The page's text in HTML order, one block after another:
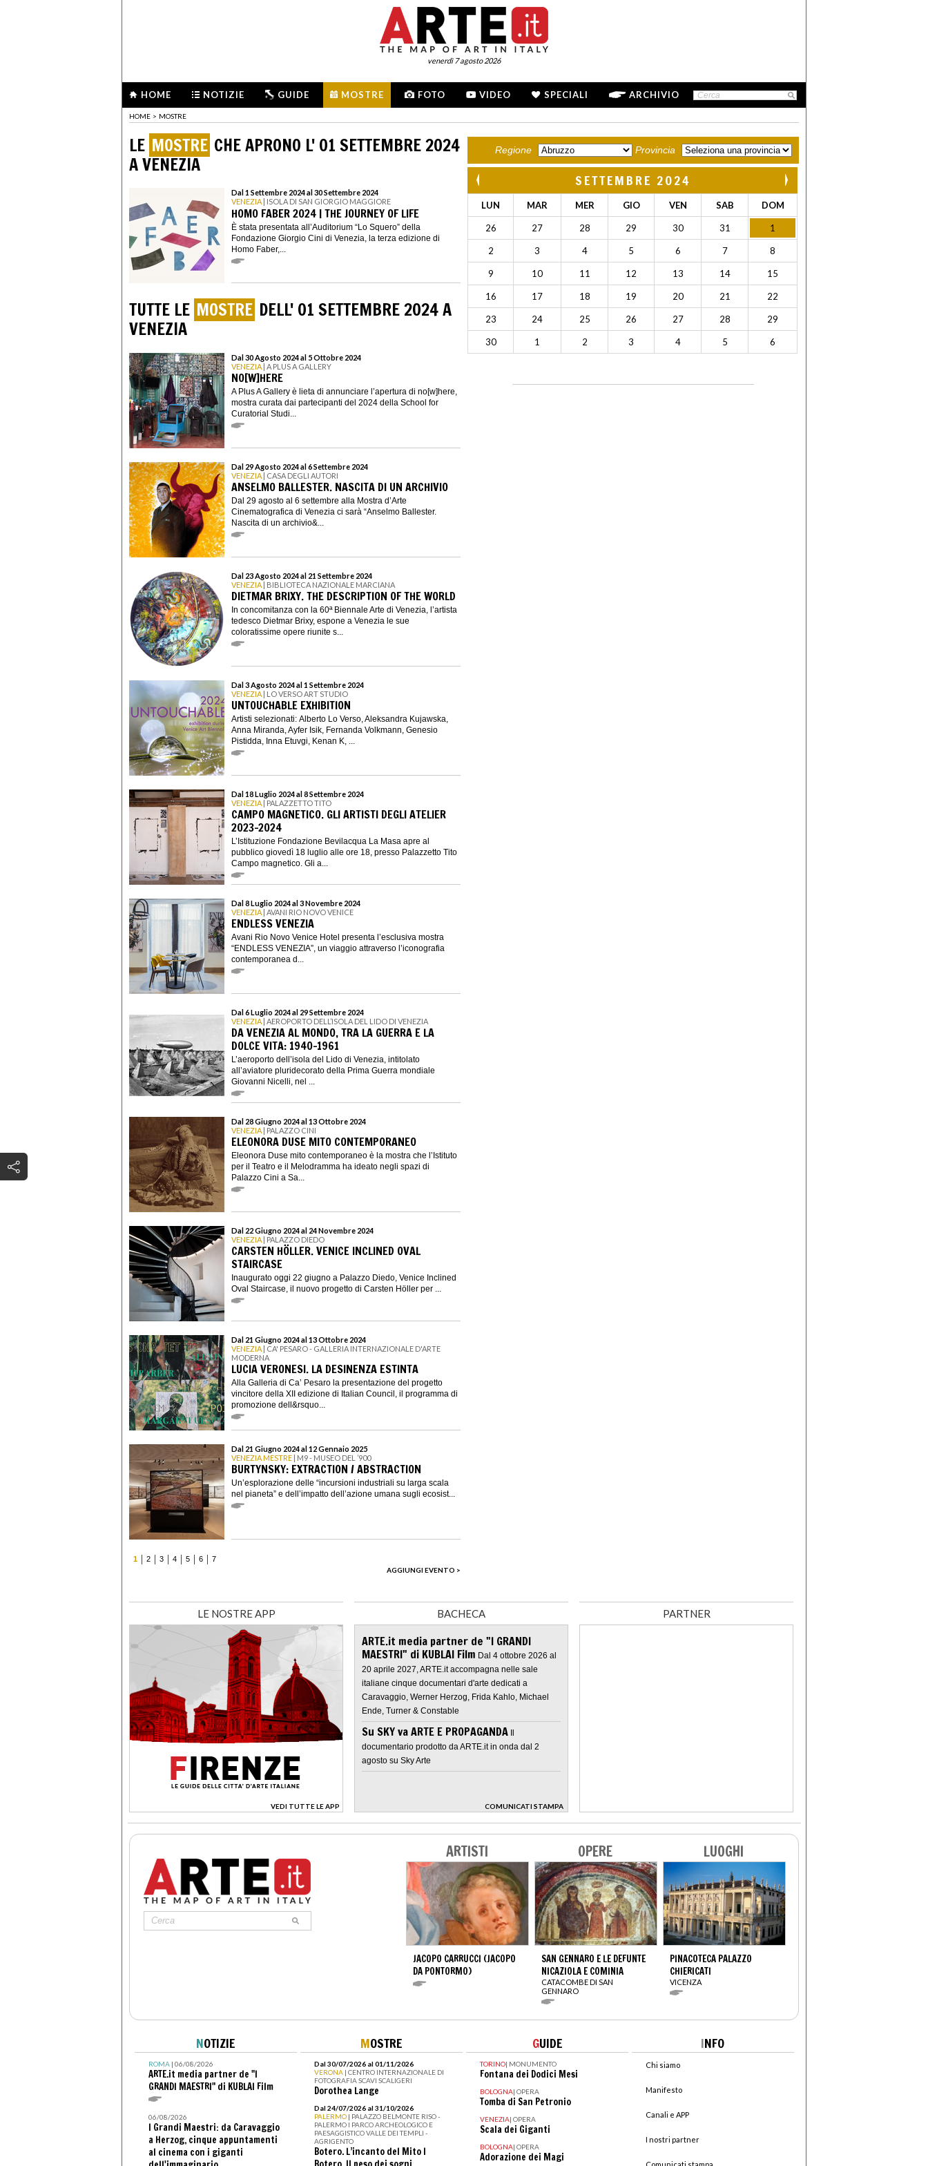
venerdì 7 agosto 2026
HOME NOTIZIE GUIDE MOSTRE FOTO VIDEO SPECIALI ARCHIVIO
HOME > MOSTRE
LE MOSTRE CHE APRONO L' 01 SETTEMBRE 2024
A VENEZIA
Dal 1 Settembre 2024 al 30 Settembre 2024
VENEZIA | ISOLA DI SAN GIORGIO MAGGIORE
HOMO FABER 2024 | THE JOURNEY OF LIFE
È stata presentata all’Auditorium “Lo Squero” della
Fondazione Giorgio Cini di Venezia, la terza edizione di
Homo Faber,...
TUTTE LE MOSTRE DELL' 01 SETTEMBRE 2024 A
VENEZIA
Dal 30 Agosto 2024 al 5 Ottobre 2024
VENEZIA | A PLUS A GALLERY
NO[W]HERE
A Plus A Gallery è lieta di annunciare l’apertura di no[w]here,
mostra curata dai partecipanti del 2024 della School for
Curatorial Studi...
Dal 29 Agosto 2024 al 6 Settembre 2024
VENEZIA | CASA DEGLI AUTORI
ANSELMO BALLESTER. NASCITA DI UN ARCHIVIO
Dal 29 agosto al 6 settembre alla Mostra d’Arte
Cinematografica di Venezia ci sarà “Anselmo Ballester.
Nascita di un archivio&...
Dal 23 Agosto 2024 al 21 Settembre 2024
VENEZIA | BIBLIOTECA NAZIONALE MARCIANA
DIETMAR BRIXY. THE DESCRIPTION OF THE WORLD
In concomitanza con la 60ª Biennale Arte di Venezia, l’artista
tedesco Dietmar Brixy, espone a Venezia le sue
coloratissime opere riunite s...
Dal 3 Agosto 2024 al 1 Settembre 2024
VENEZIA | LO VERSO ART STUDIO
UNTOUCHABLE EXHIBITION
Artisti selezionati: Alberto Lo Verso, Aleksandra Kujawska,
Anna Miranda, Ayfer Isik, Fernanda Volkmann, Genesio
Pistidda, Inna Etuvgi, Kenan K, ...
Dal 18 Luglio 2024 al 8 Settembre 2024
VENEZIA | PALAZZETTO TITO
CAMPO MAGNETICO. GLI ARTISTI DEGLI ATELIER
2023-2024
L’Istituzione Fondazione Bevilacqua La Masa apre al
pubblico giovedì 18 luglio alle ore 18, presso Palazzetto Tito
Campo magnetico. Gli a...
Dal 8 Luglio 2024 al 3 Novembre 2024
VENEZIA | AVANI RIO NOVO VENICE
ENDLESS VENEZIA
Avani Rio Novo Venice Hotel presenta l’esclusiva mostra
“ENDLESS VENEZIA”, un viaggio attraverso l’iconografia
contemporanea d...
Dal 6 Luglio 2024 al 29 Settembre 2024
VENEZIA | AEROPORTO DELL’ISOLA DEL LIDO DI VENEZIA
DA VENEZIA AL MONDO, TRA LA GUERRA E LA
DOLCE VITA: 1940-1961
L’aeroporto dell’isola del Lido di Venezia, intitolato
all’aviatore pluridecorato della Prima Guerra mondiale
Giovanni Nicelli, nel ...
Dal 28 Giugno 2024 al 13 Ottobre 2024
VENEZIA | PALAZZO CINI
ELEONORA DUSE MITO CONTEMPORANEO
Eleonora Duse mito contemporaneo è la mostra che l’Istituto
per il Teatro e il Melodramma ha ideato negli spazi di
Palazzo Cini a Sa...
Dal 22 Giugno 2024 al 24 Novembre 2024
VENEZIA | PALAZZO DIEDO
CARSTEN HÖLLER. VENICE INCLINED OVAL
STAIRCASE
Inaugurato oggi 22 giugno a Palazzo Diedo, Venice Inclined
Oval Staircase, il nuovo progetto di Carsten Höller per ...
Dal 21 Giugno 2024 al 13 Ottobre 2024
VENEZIA | CA' PESARO - GALLERIA INTERNAZIONALE D'ARTE
MODERNA
LUCIA VERONESI. LA DESINENZA ESTINTA
Alla Galleria di Ca’ Pesaro la presentazione del progetto
vincitore della XII edizione di Italian Council, il programma di
promozione dell&rsquo...
Dal 21 Giugno 2024 al 12 Gennaio 2025
VENEZIA MESTRE | M9 - MUSEO DEL ’900
BURTYNSKY: EXTRACTION / ABSTRACTION
Un’esplorazione delle “incursioni industriali su larga scala
nel pianeta” e dell’impatto dell’azione umana sugli ecosist...
1 2 3 4 5 6
7
AGGIUNGI EVENTO >
Regione Provincia
SETTEMBRE 2024
LUN MAR MER GIO VEN SAB DOM
26 27 28 29 30 31 1
2 3 4 5 6 7 8
9 10 11 12 13 14 15
16 17 18 19 20 21 22
23 24 25 26 27 28 29
30 1 2 3 4 5 6
LE NOSTRE APP
VEDI TUTTE LE APP
>
BACHECA
ARTE.it media partner de "I GRANDI
MAESTRI" di KUBLAI Film Dal 4 ottobre 2026 al
20 aprile 2027, ARTE.it accompagna nelle sale
italiane cinque documentari d'arte dedicati a
Caravaggio, Werner Herzog, Frida Kahlo, Michael
Ende, Turner & Constable
Su SKY va ARTE E PROPAGANDA Il
documentario prodotto da ARTE.it in onda dal 2
agosto su Sky Arte
COMUNICATI STAMPA
>
PARTNER
ARTISTI
JACOPO CARRUCCI (JACOPO
DA PONTORMO)
OPERE
SAN GENNARO E LE DEFUNTE
NICAZIOLA E COMINIA
CATACOMBE DI SAN
GENNARO
LUOGHI
PINACOTECA PALAZZO
CHIERICATI
VICENZA
NOTIZIE
ROMA| 06/08/2026
ARTE.it media partner de "I
GRANDI MAESTRI" di KUBLAI Film
06/08/2026
I Grandi Maestri: da Caravaggio
a Herzog, cinque appuntamenti
al cinema con i giganti
MOSTRE
Dal 30/07/2026 al 01/11/2026
VERONA | CENTRO INTERNAZIONALE DI
FOTOGRAFIA SCAVI SCALIGERI
Dorothea Lange
Dal 24/07/2026 al 31/10/2026
PALERMO | PALAZZO BELMONTE RISO -
PALERMO I PARCO ARCHEOLOGICO E
PAESAGGISTICO VALLE DEI TEMPLI -
AGRIGENTO
Botero. L’incanto del Mito I
GUIDE
TORINO| MONUMENTO
Fontana dei Dodici Mesi
BOLOGNA| OPERA
Tomba di San Petronio
VENEZIA| OPERA
Scala dei Giganti
BOLOGNA| OPERA
Adorazione dei Magi
INFO
Chi siamo
Manifesto
Canali e APP
I nostri partner
Comunicati stampa